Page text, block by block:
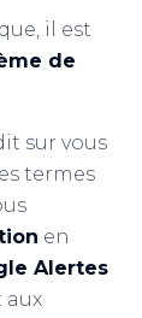
il est
de
sur vous
termes
en
Alertes
aux